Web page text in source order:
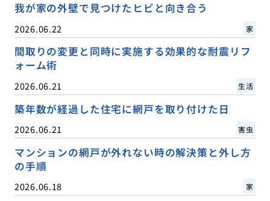
我が家の外壁で見つけたヒビと向き合う
2026.06.22 家
間取りの変更と同時に実施する効果的な耐震リフ
ォーム術
2026.06.21 生活
築年数が経過した住宅に網戸を取り付けた日
2026.06.21 害虫
マンションの網戸が外れない時の解決策と外し方
の手順
2026.06.18 家